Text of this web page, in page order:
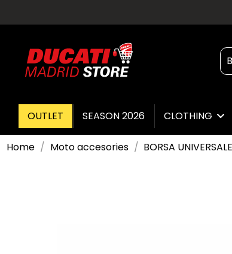
OUTLET SEASON 2026 CLOTHING
Home
Moto accesories BORSA